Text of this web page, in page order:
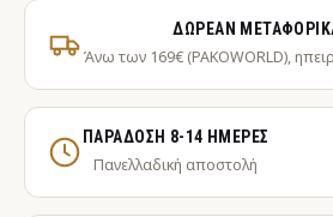
ΔΩΡΕΆΝ
Άνω των 169€ (PAKOWORLD),
ΠΑΡΆΔΟΣΗ 8-14 ΗΜΈΡΕΣ
Πανελλαδική αποστολή